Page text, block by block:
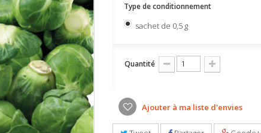
Type de conditionnement
sachet de 0,5 g
Quantité
Ajouter à ma liste d'envies